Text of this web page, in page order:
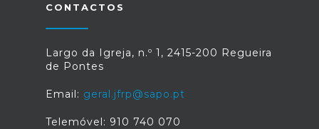
CONTACTOS
Largo da Igreja, n.º 1, 2415-200 Regueira
de Pontes
Email: geral.jfrp@sapo.pt
Telemóvel: 910 740 070